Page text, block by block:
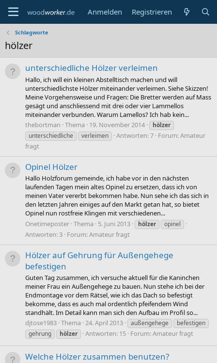
Anmelden Registrieren
Schlagworte
hölzer
unterschiedliche Hölzer verleimen
Hallo, ich will ein kleinen Abstelltisch machen und will
unterschiedlichste Hölzer miteinander verleimen. Siehe Skizzen!
Meine Vorgehensweise und Fragen: Die Bretter werden auf Mass
gesägt und anschliessend mit drei oder vier Lammellos
miteinander verbunden. Warum Lamellos? Ich hab kein...
thebortman Thema 19. November 2014
hölzer
unterschiedliche
verleimen Antworten: 7 Forum:Amateur
fragt
Opinel Hölzer
Hallo Holzforum gemeinde, ich habe vor in den nächsten
laufenden Tagen mein altes Opinel zu ersetzen, dass ich von
meinen Vater vererbt bekommen habe. Nun sehe ich das sich in
den letzten Jahren einiges auf den Markt getan hat, so bietet
Opinel nun rostfreie Klingen mit verschiedenen...
Onetimeposter Thema 5. Juni 2013 hölzer opinel
Antworten: 3 Forum:Amateur fragt
Hölzer auf Gehrung für Außengehege
befestigen
Guten Tag zusammen, ich versuche aktuell für die Kaninchen
meiner Frau ein Außengehege zu bauen. Nun stehe ich bei der
Endmontage vor dem Rätsel, wie ich das Dach so befestigt
bekomme, dass es auch mal ordentlich pfeifendem Wind
standhält. Im Detail kann man sich den Aufbau im Profil so...
djtose1983 Thema 24. April 2013 außengehege
befestigen
gehrung
hölzer Antworten: 15 Forum:Amateur fragt
Welche Hölzer zusammen benutzen?